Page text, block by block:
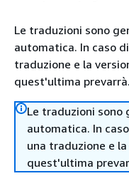
Le traduzioni sono
automatica. In caso
traduzione e la
quest'ultima prevarrà.
Le traduzioni
automatica. In
una traduzione e
quest'ultima